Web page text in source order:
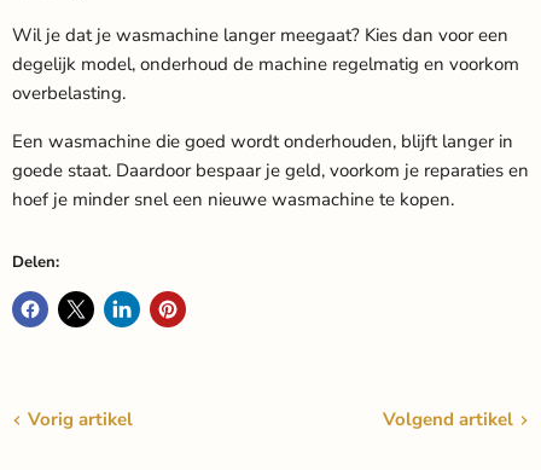
Wil je dat je wasmachine langer meegaat? Kies dan voor een
degelijk model, onderhoud de machine regelmatig en voorkom
overbelasting.
Een wasmachine die goed wordt onderhouden, blijft langer in
goede staat. Daardoor bespaar je geld, voorkom je reparaties en
hoef je minder snel een nieuwe wasmachine te kopen.
Delen:
Vorig artikel Volgend artikel